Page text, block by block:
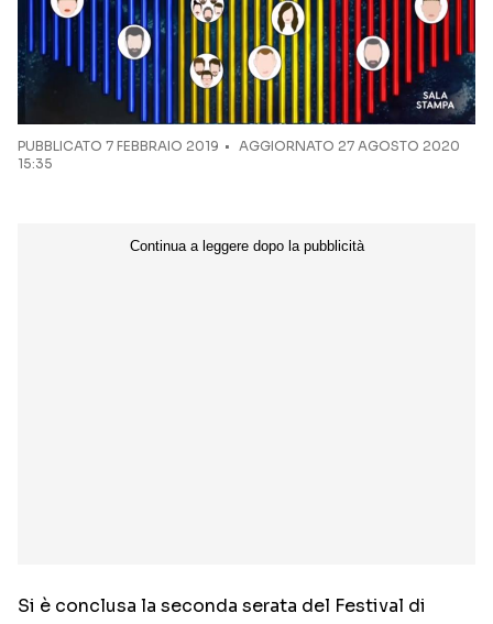
PUBBLICATO 7 FEBBRAIO 2019
AGGIORNATO 27 AGOSTO 2020
15:35
Si è conclusa la seconda serata del Festival di